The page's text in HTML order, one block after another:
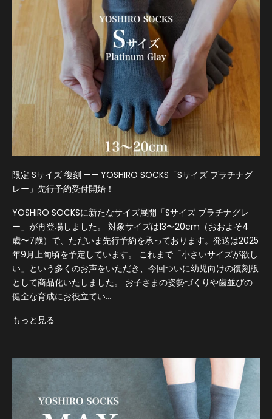
限定 Sサイズ 復刻 —— YOSHIRO SOCKS「Sサイズ プラチナグ
レー」先行予約受付開始！
YOSHIRO SOCKSに新たなサイズ展開「Sサイズ プラチナグレ
ー」が再登場しました。 対象サイズは13〜20cm（おおよそ4
歳〜7歳）で、ただいま先行予約を承っております。発送は2025
年9月上旬頃を予定しています。 これまで「小さいサイズが欲し
い」という多くのお声をいただき、今回ついに幼児向けの復刻版
として商品化いたしました。 お子さまの姿勢づくりや歯並びの
健全な育成にお役立てい...
もっと見る